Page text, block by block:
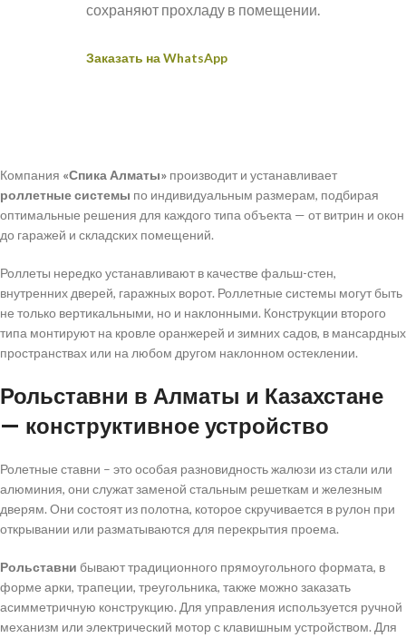
сохраняют прохладу в помещении.
Заказать на WhatsApp
Компания «Спика Алматы» производит и устанавливает
роллетные системы по индивидуальным размерам, подбирая
оптимальные решения для каждого типа объекта — от витрин и окон
до гаражей и складских помещений.
Роллеты нередко устанавливают в качестве фальш-стен,
внутренних дверей, гаражных ворот. Роллетные системы могут быть
не только вертикальными, но и наклонными. Конструкции второго
типа монтируют на кровле оранжерей и зимних садов, в мансардных
пространствах или на любом другом наклонном остеклении.
Рольставни в Алматы и Казахстане
— конструктивное устройство
Ролетные ставни – это особая разновидность жалюзи из стали или
алюминия, они служат заменой стальным решеткам и железным
дверям. Они состоят из полотна, которое скручивается в рулон при
открывании или разматываются для перекрытия проема.
Рольставни бывают традиционного прямоугольного формата, в
форме арки, трапеции, треугольника, также можно заказать
асимметричную конструкцию. Для управления используется ручной
механизм или электрический мотор с клавишным устройством. Для